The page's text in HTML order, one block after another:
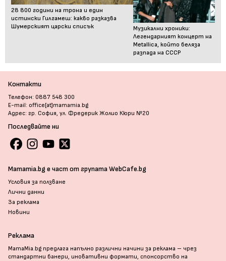
28 800 години на трона и един
истински Гилгамеш: какво разказва
Шумерският царски списък
Музикални хроники:
Легендарният концерт на
Metallica, който беляза
разпада на СССР
Контакти
Телефон: 0887 548 300
E-mail: office[at]mamamia.bg
Адрес: гр. София, ул. Фредерик Жолио Кюри №20
Последвайте ни
Mamamia.bg е част от групата WebCafe.bg
Условия за ползване
Лични данни
За реклама
Новини
Реклама
MamaMia.bg предлага напълно различни начини за реклама – чрез
стандартни банери, иновативни формати, спонсорство на